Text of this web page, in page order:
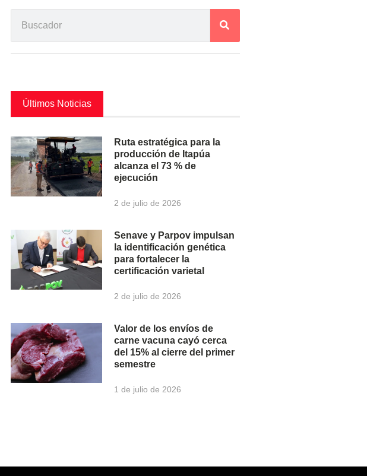
Últimos Noticias
Ruta estratégica para la
producción de Itapúa
alcanza el 73 % de
ejecución
2 de julio de 2026
Senave y Parpov impulsan
la identificación genética
para fortalecer la
certificación varietal
2 de julio de 2026
Valor de los envíos de
carne vacuna cayó cerca
del 15% al cierre del primer
semestre
1 de julio de 2026